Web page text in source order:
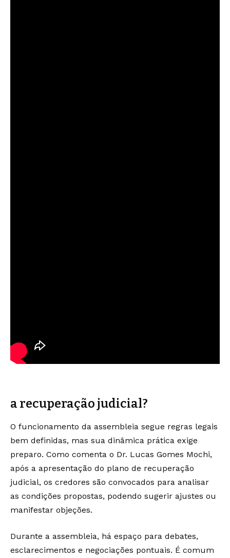
a recuperação judicial?
O funcionamento da assembleia segue regras legais
bem definidas, mas sua dinâmica prática exige
preparo. Como comenta o Dr. Lucas Gomes Mochi,
após a apresentação do plano de recuperação
judicial, os credores são convocados para analisar
as condições propostas, podendo sugerir ajustes ou
manifestar objeções.
Durante a assembleia, há espaço para debates,
esclarecimentos e negociações pontuais. É comum